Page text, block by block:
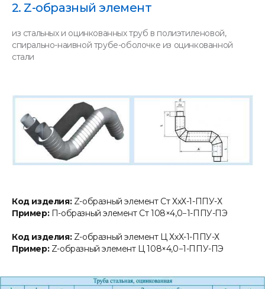
2. Z-образный элемент
из стальных и оцинкованных труб в полиэтиленовой,
спирально-наивной трубе-оболочке из оцинкованной
стали
Код изделия:Z-образный элемент Ст ХхХ-1-ППУ-Х
Пример:П-образный элемент Ст 108×4,0−1-ППУ-ПЭ
Код изделия:Z-образный элемент Ц ХхХ-1-ППУ-Х
Пример:Z-образный элемент Ц 108×4,0−1-ППУ-ПЭ